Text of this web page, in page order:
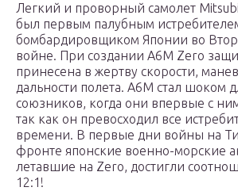
Легкий и проворный самолет
был первым палубным
бомбардировщиком Японии во
войне. При создании A6M Zero
принесена в жертву скорости,
дальности полета. А6М стал шоком
союзников, когда они впервые с
так как он превосходил все
времени. В первые дни войны на
фронте японские военно-морские
летавшие на Zero, достигли
12:1!